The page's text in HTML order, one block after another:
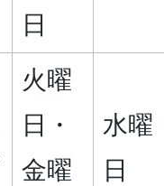
日
火曜
日・
金曜
水曜
日